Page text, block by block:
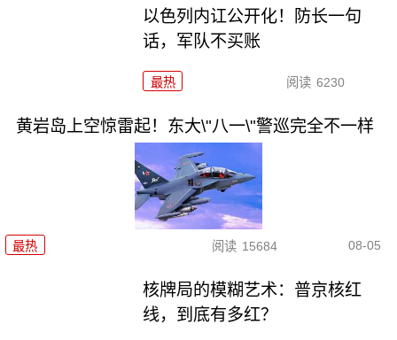
以色列内讧公开化！防长一句
话，军队不买账
最热 阅读 6230
黄岩岛上空惊雷起！东大\"八一\"警巡完全不一样
最热 阅读 15684 08-05
核牌局的模糊艺术：普京核红
线，到底有多红？